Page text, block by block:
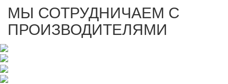
МЫ СОТРУДНИЧАЕМ С
ПРОИЗВОДИТЕЛЯМИ